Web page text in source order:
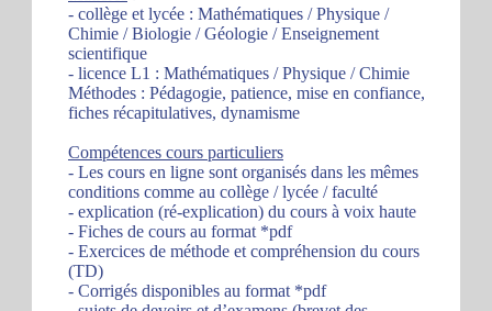
- collège et lycée : Mathématiques / Physique /
Chimie / Biologie / Géologie / Enseignement
scientifique
- licence L1 : Mathématiques / Physique / Chimie
Méthodes : Pédagogie, patience, mise en confiance,
fiches récapitulatives, dynamisme
Compétences cours particuliers
- Les cours en ligne sont organisés dans les mêmes
conditions comme au collège / lycée / faculté
- explication (ré-explication) du cours à voix haute
- Fiches de cours au format *pdf
- Exercices de méthode et compréhension du cours
(TD)
- Corrigés disponibles au format *pdf